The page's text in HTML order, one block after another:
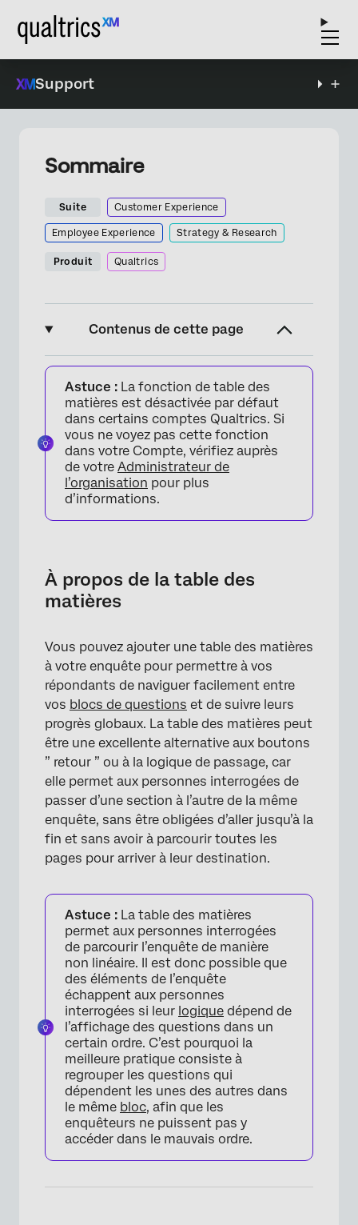
Support
Sommaire
Suite Customer Experience
Employee Experience Strategy & Research
Produit Qualtrics
Contenus de cette page
À propos de la table des matières
Fonctionnalité de la table des matières
Mise en place de la table des matières
Personnalisation de la table des matières
Table des matières et autres fonctions
Astuce : La fonction de table des
matières est désactivée par défaut
dans certains comptes Qualtrics. Si
vous ne voyez pas cette fonction
dans votre Compte, vérifiez auprès
de votre Administrateur de
l’organisation pour plus
d’informations.
À propos de la table des
matières
Vous pouvez ajouter une table des matières
à votre enquête pour permettre à vos
répondants de naviguer facilement entre
vos blocs de questions et de suivre leurs
progrès globaux. La table des matières peut
être une excellente alternative aux boutons
” retour ” ou à la logique de passage, car
elle permet aux personnes interrogées de
passer d’une section à l’autre de la même
enquête, sans être obligées d’aller jusqu’à la
fin et sans avoir à parcourir toutes les
pages pour arriver à leur destination.
Astuce : La table des matières
permet aux personnes interrogées
de parcourir l’enquête de manière
non linéaire. Il est donc possible que
des éléments de l’enquête
échappent aux personnes
interrogées si leur logique dépend de
l’affichage des questions dans un
certain ordre. C’est pourquoi la
meilleure pratique consiste à
regrouper les questions qui
dépendent les unes des autres dans
le même bloc, afin que les
enquêteurs ne puissent pas y
accéder dans le mauvais ordre.